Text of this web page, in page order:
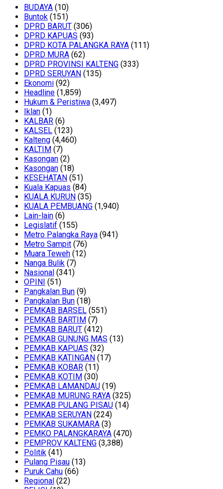
BUDAYA (10)
Buntok (151)
DPRD BARUT (306)
DPRD KAPUAS (93)
DPRD KOTA PALANGKA RAYA (111)
DPRD MURA (62)
DPRD PROVINSI KALTENG (333)
DPRD SERUYAN (135)
Ekonomi (92)
Headline (1,859)
Hukum & Peristiwa (3,497)
Iklan (1)
KALBAR (6)
KALSEL (123)
Kalteng (4,460)
KALTIM (7)
Kasongan (2)
Kasongan (18)
KESEHATAN (51)
Kuala Kapuas (84)
KUALA KURUN (35)
KUALA PEMBUANG (1,940)
Lain-lain (6)
Legislatif (155)
Metro Palangka Raya (941)
Metro Sampit (76)
Muara Teweh (12)
Nanga Bulik (7)
Nasional (341)
OPINI (51)
Pangkalan Bun (9)
Pangkalan Bun (18)
PEMKAB BARSEL (551)
PEMKAB BARTIM (7)
PEMKAB BARUT (412)
PEMKAB GUNUNG MAS (13)
PEMKAB KAPUAS (32)
PEMKAB KATINGAN (17)
PEMKAB KOBAR (11)
PEMKAB KOTIM (30)
PEMKAB LAMANDAU (19)
PEMKAB MURUNG RAYA (325)
PEMKAB PULANG PISAU (14)
PEMKAB SERUYAN (224)
PEMKAB SUKAMARA (3)
PEMKO PALANGKARAYA (470)
PEMPROV KALTENG (3,388)
Politik (41)
Pulang Pisau (13)
Puruk Cahu (66)
Regional (22)